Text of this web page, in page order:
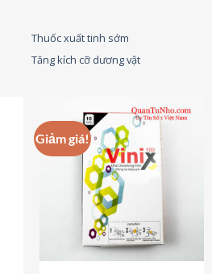
Thuốc xuất tinh sớm
Tăng kích cỡ dương vật
Giảm giá!